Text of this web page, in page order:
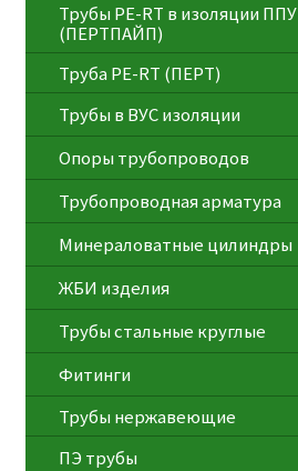
Трубы PE-RT в изоляции ППУ
(ПЕРТПАЙП)
⁠Трубa PE-RT (ПЕРТ)
Трубы в ВУС изоляции
Опоры трубопроводов
Трубопроводная арматура
Минераловатные цилиндры
ЖБИ изделия
Трубы стальные круглые
Фитинги
Трубы нержавеющие
ПЭ трубы